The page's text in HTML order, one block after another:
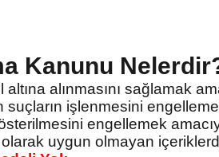
Kanunu
alınmasını sağlamak
işlenmesini
engellemek
uygun olmayan